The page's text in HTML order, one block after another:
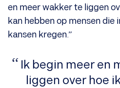
en meer wakker te liggen
kan hebben op mensen die
kansen kregen.”
Ik begin meer en
liggen over hoe